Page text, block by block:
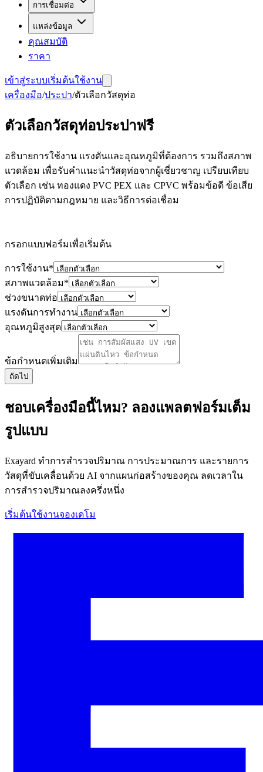
การเชื่อมต่อ
แหล่งข้อมูล
คุณสมบัติ
ราคา
เข้าสู่ระบบเริ่มต้นใช้งาน
เครื่องมือ/ประปา/ตัวเลือกวัสดุท่อ
ตัวเลือกวัสดุท่อประปาฟรี
อธิบายการใช้งาน แรงดันและอุณหภูมิที่ต้องการ รวมถึงสภาพ
แวดล้อม เพื่อรับคำแนะนำวัสดุท่อจากผู้เชี่ยวชาญ เปรียบเทียบ
ตัวเลือก เช่น ทองแดง PVC PEX และ CPVC พร้อมข้อดี ข้อเสีย
การปฏิบัติตามกฎหมาย และวิธีการต่อเชื่อม
กรอกแบบฟอร์มเพื่อเริ่มต้น
การใช้งาน*
สภาพแวดล้อม*
ช่วงขนาดท่อ
แรงดันการทำงาน
อุณหภูมิสูงสุด
ข้อกำหนดเพิ่มเติม
ถัดไป
ชอบเครื่องมือนี้ไหม? ลองแพลตฟอร์มเต็ม
รูปแบบ
Exayard ทำการสำรวจปริมาณ การประมาณการ และรายการ
วัสดุที่ขับเคลื่อนด้วย AI จากแผนก่อสร้างของคุณ ลดเวลาใน
การสำรวจปริมาณลงครึ่งหนึ่ง
เริ่มต้นใช้งานจองเดโม